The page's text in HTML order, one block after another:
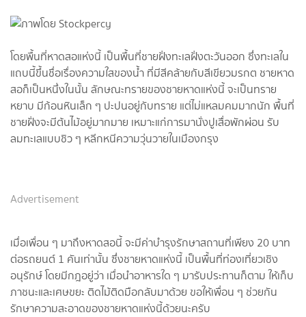
โดยพื้นที่หาดสอแห่งนี้ เป็นพื้นที่ชายฝั่งทะเลฝั่งตะวันออก ซึ่งทะเลใน
แถบนี้ขึ้นชื่อเรื่องความใสของน้ำ ที่มีสีคล้ายกับสีเขียวมรกต ชายหาด
สอก็เป็นหนึ่งในนั้น ลักษณะทรายของชายหาดแห่งนี้ จะเป็นทราย
หยาบ มีก้อนหินเล็ก ๆ ปะปนอยู่กับทราย แต่ไม่แหลมคมมากนัก พื้นที่
ชายฝั่งจะมีต้นไม้อยู่มากมาย เหมาะแก่การมานั่งปูเสื่อพักผ่อน รับ
ลมทะเลแบบชิว ๆ หลีกหนีความวุ่นวายในเมืองกรุง
Advertisement
เมื่อเพื่อน ๆ มาถึงหาดสอนี้ จะมีค่าบำรุงรักษาสถานที่เพียง 20 บาท
ต่อรถยนต์ 1 คันเท่านั้น ซึ่งชายหาดแห่งนี้ เป็นพื้นที่ท่องเที่ยวเชิง
อนุรักษ์ โดยมีกฎอยู่ว่า เมื่อนำอาหารใด ๆ มารับประทานก็ตาม ให้เก็บ
ภาชนะและเศษขยะ ติดไม้ติดมือกลับมาด้วย ขอให้เพื่อน ๆ ช่วยกัน
รักษาความสะอาดของชายหาดแห่งนี้ด้วยนะครับ